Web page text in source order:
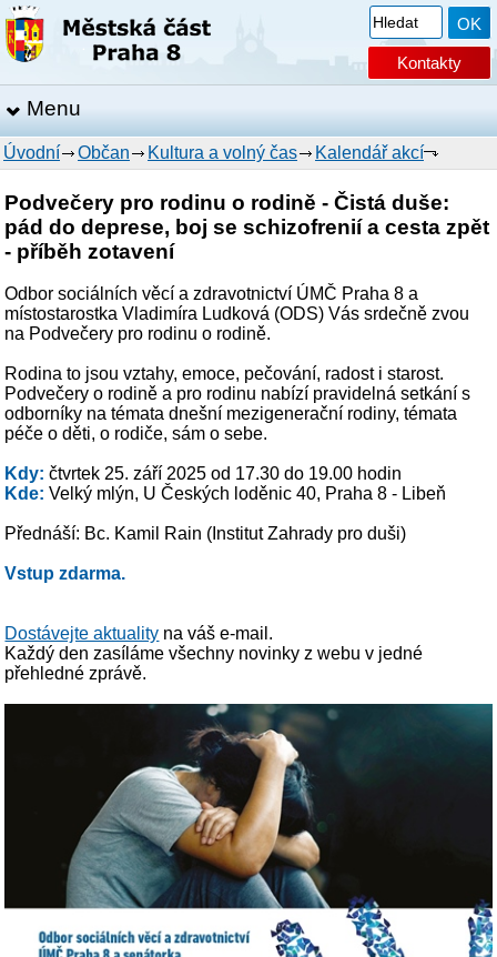
Kontakty
Menu
Úvodní Občan Kultura a volný čas Kalendář akcí
Podvečery pro rodinu o rodině - Čistá duše:
pád do deprese, boj se schizofrenií a cesta zpět
- příběh zotavení
Odbor sociálních věcí a zdravotnictví ÚMČ Praha 8 a
místostarostka Vladimíra Ludková (ODS) Vás srdečně zvou
na Podvečery pro rodinu o rodině.
Rodina to jsou vztahy, emoce, pečování, radost i starost.
Podvečery o rodině a pro rodinu nabízí pravidelná setkání s
odborníky na témata dnešní mezigenerační rodiny, témata
péče o děti, o rodiče, sám o sebe.
Kdy: čtvrtek 25. září 2025 od 17.30 do 19.00 hodin
Kde: Velký mlýn, U Českých loděnic 40, Praha 8 - Libeň
Přednáší: Bc. Kamil Rain (Institut Zahrady pro duši)
Vstup zdarma.
Dostávejte aktuality na váš e-mail.
Každý den zasíláme všechny novinky z webu v jedné
přehledné zprávě.